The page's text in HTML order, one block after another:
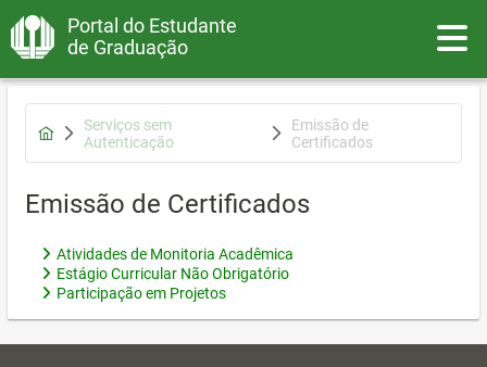
Portal do Estudante
de Graduação
Serviços sem
Autenticação
Emissão de
Certificados
Emissão de Certificados
Atividades de Monitoria Acadêmica
Estágio Curricular Não Obrigatório
Participação em Projetos